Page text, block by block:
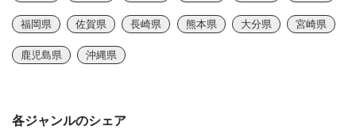
福岡県 佐賀県 長崎県 熊本県 大分県 宮崎県
鹿児島県 沖縄県
各ジャンルのシェア